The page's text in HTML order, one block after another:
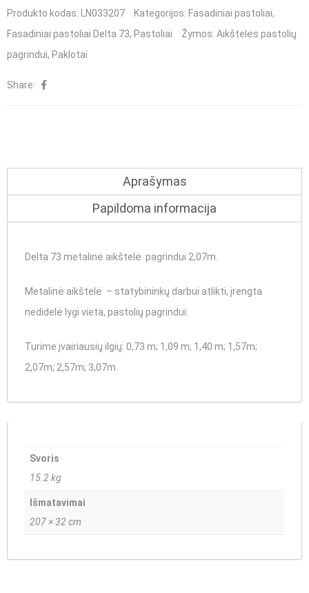
pagrindui
Produkto kodas: LN033207 Kategorijos: Fasadiniai pastoliai,
Fasadiniai pastoliai Delta 73, Pastoliai Žymos: Aikštelės pastolių
pagrindui, Paklotai
Share:
Aprašymas
Papildoma informacija
Delta 73 metalinė aikštelė pagrindui 2,07m.
Metalinė aikštelė – statybininkų darbui atlikti, įrengta
nedidelė lygi vieta, pastolių pagrindui.
Turime įvairiausių ilgių: 0,73 m; 1,09 m; 1,40 m; 1,57m;
2,07m; 2,57m; 3,07m
Svoris
15.2 kg
Išmatavimai
207 × 32 cm